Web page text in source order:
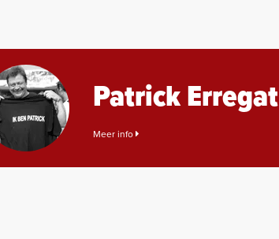
Patrick Erregat
Meer info